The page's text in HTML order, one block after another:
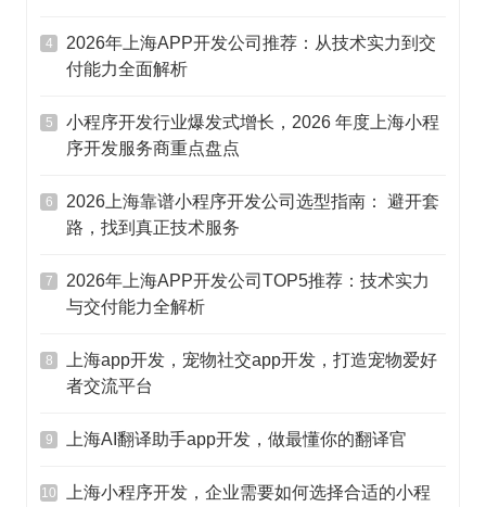
4
2026年上海APP开发公司推荐：从技术实力到交
付能力全面解析
5
小程序开发行业爆发式增长，2026 年度上海小程
序开发服务商重点盘点
6
2026上海靠谱小程序开发公司选型指南： 避开套
路，找到真正技术服务
7
2026年上海APP开发公司TOP5推荐：技术实力
与交付能力全解析
8
上海app开发，宠物社交app开发，打造宠物爱好
者交流平台
9 上海AI翻译助手app开发，做最懂你的翻译官
10
上海小程序开发，企业需要如何选择合适的小程